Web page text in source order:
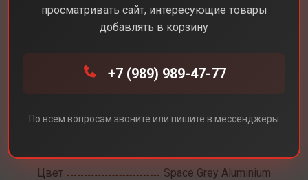
Смарт-часы Apple Watch Series 11 42 mm
Apple Watch Series 11
Цвет Space Grey Aluminium
просматривать сайт, интересующие товары
добавлять в корзину
+7 (989) 989-47-77
По всем вопросам звоните или пишите в мессенджеры